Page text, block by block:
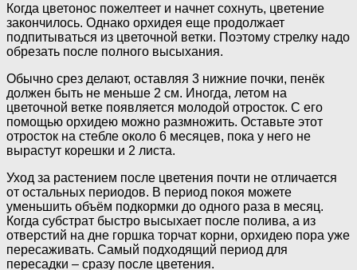
Когда цветонос пожелтеет и начнет сохнуть, цветение
закончилось. Однако орхидея еще продолжает
подпитываться из цветочной ветки. Поэтому стрелку надо
обрезать после полного высыхания.
Обычно срез делают, оставляя 3 нижние почки, пенёк
должен быть не меньше 2 см. Иногда, летом на
цветочной ветке появляется молодой отросток. С его
помощью орхидею можно размножить. Оставьте этот
отросток на стебле около 6 месяцев, пока у него не
вырастут корешки и 2 листа.
Уход за растением после цветения почти не отличается
от остальных периодов. В период покоя можете
уменьшить объём подкормки до одного раза в месяц.
Когда субстрат быстро высыхает после полива, а из
отверстий на дне горшка торчат корни, орхидею пора уже
пересаживать. Самый подходящий период для
пересадки – сразу после цветения.